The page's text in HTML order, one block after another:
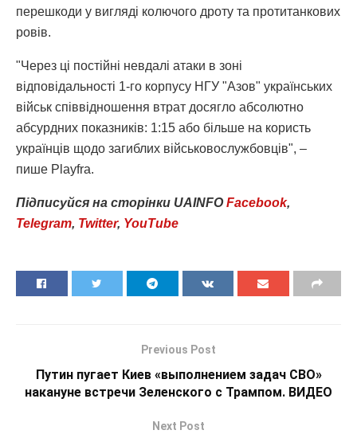
перешкоди у вигляді колючого дроту та протитанкових
ровів.
"Через ці постійні невдалі атаки в зоні
відповідальності 1-го корпусу НГУ "Азов" українських
військ співвідношення втрат досягло абсолютно
абсурдних показників: 1:15 або більше на користь
українців щодо загиблих військовослужбовців", –
пише Playfra.
Підписуйся на сторінки UAINFOFacebook,
Telegram, Twitter, YouTube
Previous Post
Путин пугает Киев «выполнением задач СВО»
накануне встречи Зеленского с Трампом. ВИДЕО
Next Post